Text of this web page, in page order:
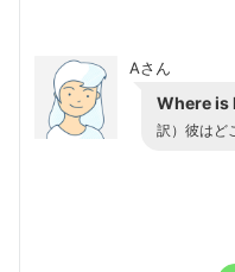
Aさん
Where is
訳）彼はど